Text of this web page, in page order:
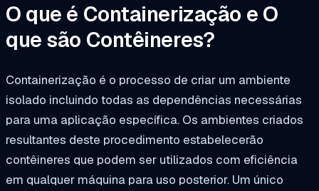
O que é Containerização e O
que são Contêineres?
Containerização é o processo de criar um ambiente
isolado incluindo todas as dependências necessárias
para uma aplicação específica. Os ambientes criados
resultantes deste procedimento estabelecerão
contêineres que podem ser utilizados com eficiência
em qualquer máquina para uso posterior. Um único